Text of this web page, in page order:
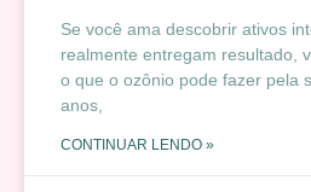
Se você ama descobrir ativos
realmente entregam resultado,
o que o ozônio pode fazer pela
anos,
CONTINUAR LENDO »